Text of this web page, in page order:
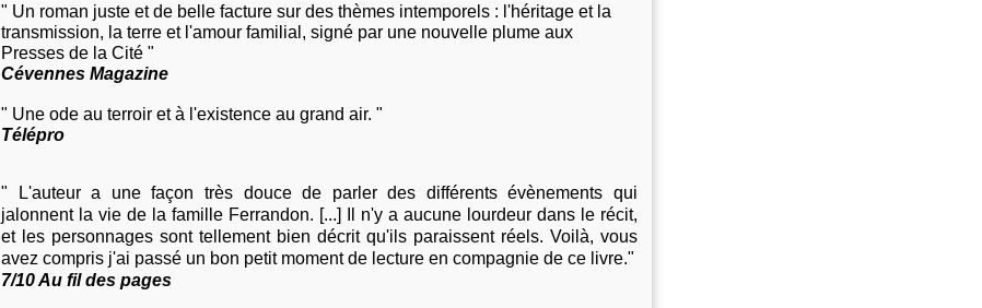
" Un roman juste et de belle facture sur des thèmes intemporels : l'héritage et la
transmission, la terre et l'amour familial, signé par une nouvelle plume aux
Presses de la Cité "
Cévennes Magazine
" Une ode au terroir et à l'existence au grand air. "
Télépro
" L'auteur a une façon très douce de parler des différents évènements qui
jalonnent la vie de la famille Ferrandon. [...] Il n'y a aucune lourdeur dans le récit,
et les personnages sont tellement bien décrit qu'ils paraissent réels. Voilà, vous
avez compris j'ai passé un bon petit moment de lecture en compagnie de ce livre."
7/10 Au fil des pages